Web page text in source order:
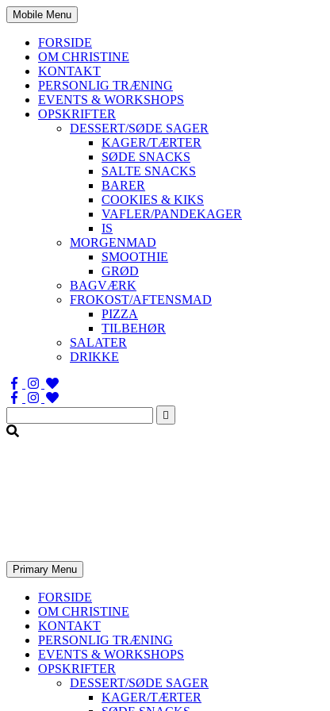
Mobile Menu
FORSIDE
OM CHRISTINE
KONTAKT
PERSONLIG TRÆNING
EVENTS & WORKSHOPS
OPSKRIFTER
DESSERT/SØDE SAGER
KAGER/TÆRTER
SØDE SNACKS
SALTE SNACKS
BARER
COOKIES & KIKS
VAFLER/PANDEKAGER
IS
MORGENMAD
SMOOTHIE
GRØD
BAGVÆRK
FROKOST/AFTENSMAD
PIZZA
TILBEHØR
SALATER
DRIKKE
Søg
efter:
Primary Menu
FORSIDE
OM CHRISTINE
KONTAKT
PERSONLIG TRÆNING
EVENTS & WORKSHOPS
OPSKRIFTER
DESSERT/SØDE SAGER
KAGER/TÆRTER